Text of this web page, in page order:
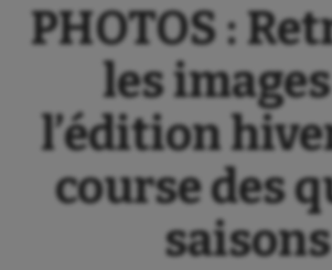
PHOTOS :
les
l’édition
course des
saisons